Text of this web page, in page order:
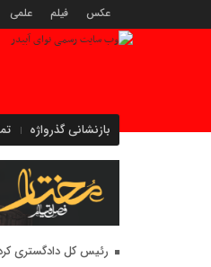
عکس فیلم علمی
بازنشانی گذرواژه
رئیس کل دادگستری